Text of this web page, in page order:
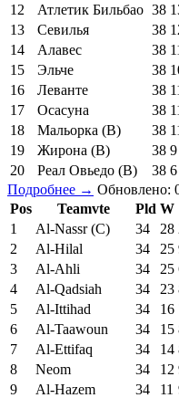
12 Атлетик Бильбао 38
13
Севилья 38
14
Алавес 38
15
Эльче 38
16
Леванте 38
17
Осасуна 38
18
Мальорка (В) 38
19
Жирона (В) 38 9
20
Реал Овьедо (В) 38 6
Подробнее → Обновлено:
Pos
Teamvte Pld W
1
Al-Nassr (C) 34 28
2
Al-Hilal 34 25
3
Al-Ahli 34 25
4
Al-Qadsiah 34 23
5
Al-Ittihad 34 16
6
Al-Taawoun 34 15
7
Al-Ettifaq 34 14
8
Neom 34 12
9
Al-Hazem 34 11